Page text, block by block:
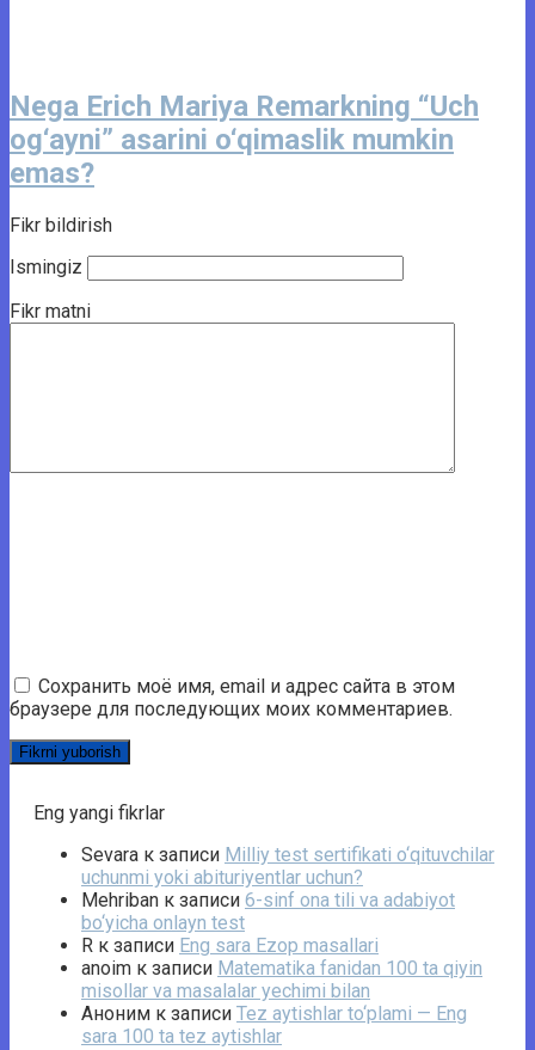
Nega Erich Mariya Remarkning “Uch
og‘ayni” asarini o‘qimaslik mumkin
emas?
Fikr bildirish
Ismingiz
Fikr matni
Сохранить моё имя, email и адрес сайта в этом
браузере для последующих моих комментариев.
Eng yangi fikrlar
Sevara к записи Milliy test sertifikati o‘qituvchilar
uchunmi yoki abituriyentlar uchun?
Mehriban к записи 6-sinf ona tili va adabiyot
bo‘yicha onlayn test
R к записи Eng sara Ezop masallari
anoim к записи Matematika fanidan 100 ta qiyin
misollar va masalalar yechimi bilan
Аноним к записи Tez aytishlar to‘plami — Eng
sara 100 ta tez aytishlar